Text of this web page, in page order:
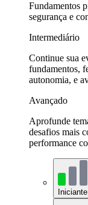
Fundamentos
segurança e
Intermediário
Continue sua
fundamentos,
autonomia, e
Avançado
Aprofunde
desafios mais
performance
Iniciante